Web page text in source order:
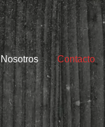
Nosotros Contacto